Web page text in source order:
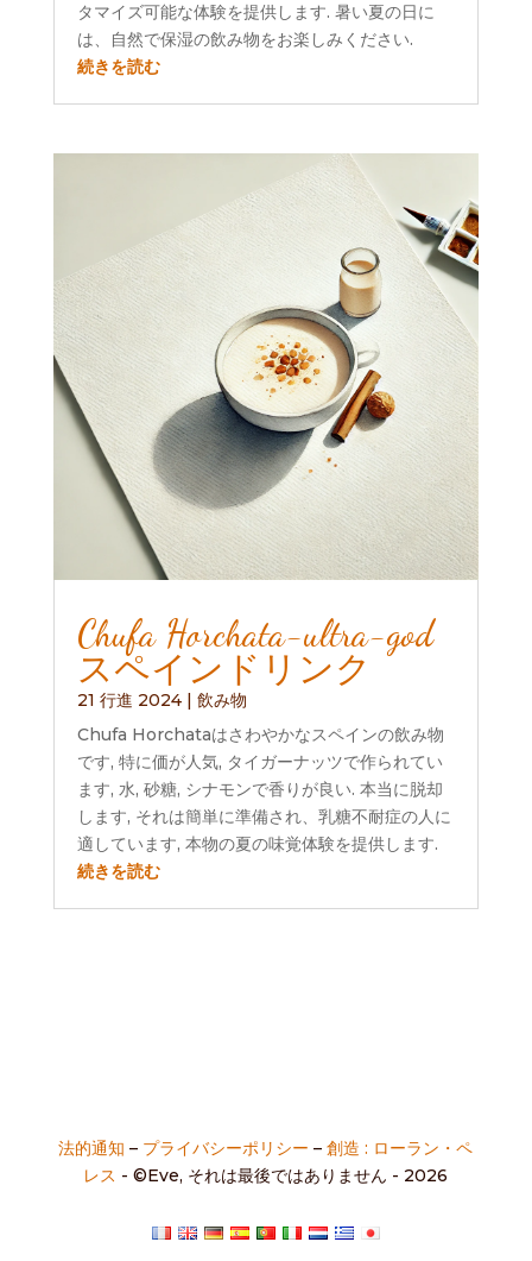
タマイズ可能な体験を提供します. 暑い夏の日に
は、自然で保湿の飲み物をお楽しみください.
続きを読む
Chufa Horchata-ultra-god
スペインドリンク
21 行進 2024| 飲み物
Chufa Horchataはさわやかなスペインの飲み物
です, 特に価が人気, タイガーナッツで作られてい
ます, 水, 砂糖, シナモンで香りが良い. 本当に脱却
します, それは簡単に準備され、乳糖不耐症の人に
適しています, 本物の夏の味覚体験を提供します.
続きを読む
法的通知 – プライバシーポリシー –創造 : ローラン・ペ
レス - ©Eve, それは最後ではありません - 2026